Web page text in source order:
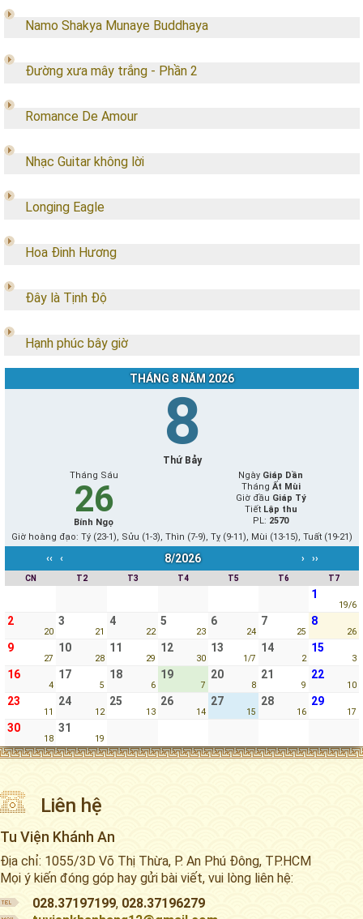
Namo Shakya Munaye Buddhaya
Đường xưa mây trắng - Phần 2
Romance De Amour
Nhạc Guitar không lời
Longing Eagle
Hoa Đinh Hương
Đây là Tịnh Độ
Hạnh phúc bây giờ
THÁNG 8 NĂM 2026
8
Thứ Bảy
Tháng Sáu
26
Bính Ngọ
Ngày Giáp Dần
Tháng Ất Mùi
Giờ đầu Giáp Tý
Tiết Lập thu
PL: 2570
Giờ hoàng đạo: Tý (23-1), Sửu (1-3), Thìn (7-9), Tỵ (9-11), Mùi (13-15), Tuất (19-21)
‹‹ ‹ 8/2026 › ››
CN T2 T3 T4 T5 T6 T7
1
19/6
2
20
3
21
4
22
5
23
6
24
7
25
8
26
9
27
10
28
11
29
12
30
13
1/7
14
2
15
3
16
4
17
5
18
6
19
7
20
8
21
9
22
10
23
11
24
12
25
13
26
14
27
15
28
16
29
17
30
18
31
19
Liên hệ
Tu Viện Khánh An
Địa chỉ: 1055/3D Võ Thị Thừa, P. An Phú Đông, TP.HCM
Mọi ý kiến đóng góp hay gửi bài viết, vui lòng liên hệ:
028.37197199, 028.37196279